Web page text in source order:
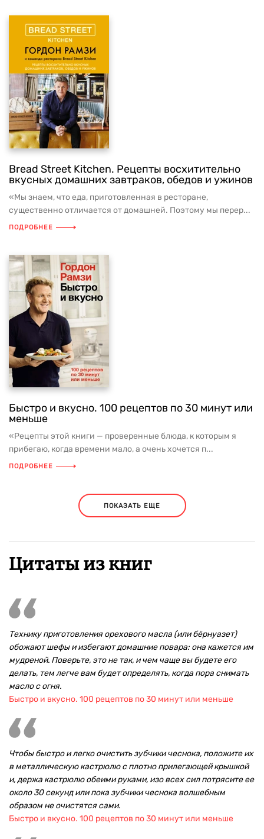
Bread Street Kitchen. Рецепты восхитительно
вкусных домашних завтраков, обедов и ужинов
«Мы знаем, что еда, приготовленная в ресторане,
существенно отличается от домашней. Поэтому мы перер...
ПОДРОБНЕЕ
Быстро и вкусно. 100 рецептов по 30 минут или
меньше
«Рецепты этой книги — проверенные блюда, к которым я
прибегаю, когда времени мало, а очень хочется п...
ПОДРОБНЕЕ
ПОКАЗАТЬ ЕЩЕ
Цитаты из книг
Технику приготовления орехового масла (или бёрнуазет)
обожают шефы и избегают домашние повара: она кажется им
мудреной. Поверьте, это не так, и чем чаще вы будете его
делать, тем легче вам будет определять, когда пора снимать
масло с огня.
Быстро и вкусно. 100 рецептов по 30 минут или меньше
Чтобы быстро и легко очистить зубчики чеснока, положите их
в металлическую кастрюлю с плотно прилегающей крышкой
и, держа кастрюлю обеими руками, изо всех сил потрясите ее
около 30 секунд или пока зубчики чеснока волшебным
образом не очистятся сами.
Быстро и вкусно. 100 рецептов по 30 минут или меньше